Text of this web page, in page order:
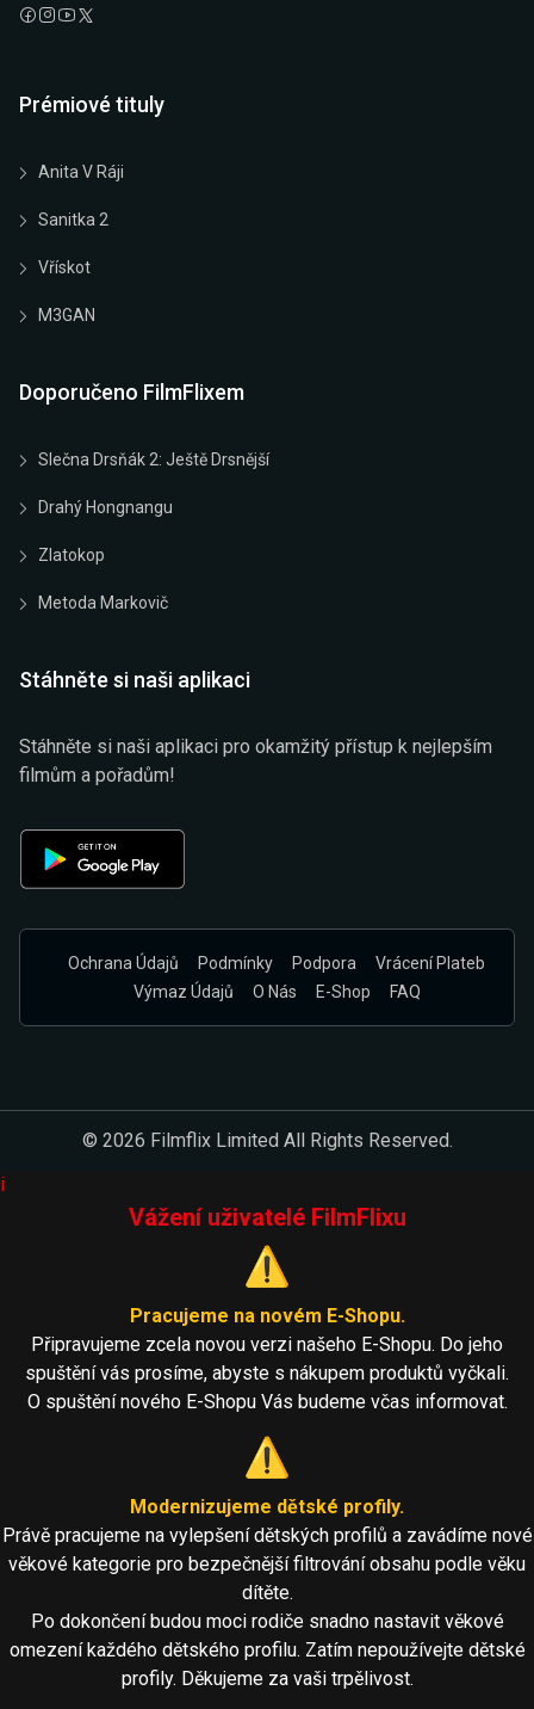
Prémiové tituly
Anita V Ráji
Sanitka 2
Vřískot
M3GAN
Doporučeno FilmFlixem
Slečna Drsňák 2: Ještě Drsnější
Drahý Hongnangu
Zlatokop
Metoda Markovič
Stáhněte si naši aplikaci
Stáhněte si naši aplikaci pro okamžitý přístup k nejlepším
filmům a pořadům!
Ochrana Údajů Podmínky Podpora
Vrácení Plateb
Výmaz Údajů
O Nás E-Shop FAQ
© 2026 Filmflix Limited All Rights Reserved.
i
Vážení uživatelé FilmFlixu
⚠️
Pracujeme na novém E-Shopu.
Připravujeme zcela novou verzi našeho E-Shopu. Do jeho
spuštění vás prosíme, abyste s nákupem produktů vyčkali.
O spuštění nového E-Shopu Vás budeme včas informovat.
⚠️
Modernizujeme dětské profily.
Právě pracujeme na vylepšení dětských profilů a zavádíme nové
věkové kategorie pro bezpečnější filtrování obsahu podle věku
dítěte.
Po dokončení budou moci rodiče snadno nastavit věkové
omezení každého dětského profilu. Zatím nepoužívejte dětské
profily. Děkujeme za vaši trpělivost.